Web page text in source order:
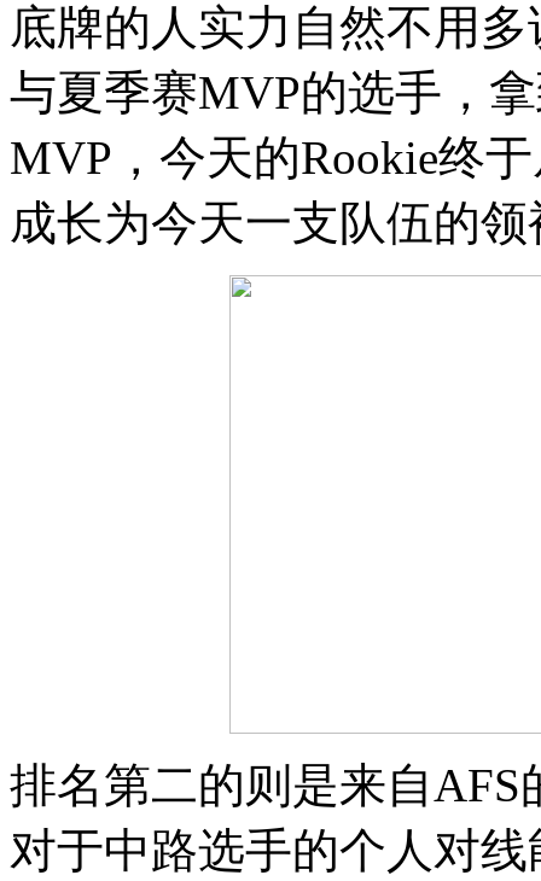
底牌的人实力自然不用
与夏季赛MVP的选手，
MVP，今天的Rookie终
成长为今天一支队伍的
排名第二的则是来自
对于中路选手的个人对